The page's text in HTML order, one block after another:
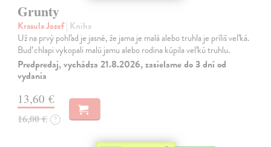
Grunty
Krasula Jozef| Kniha
Už na prvý pohľad je jasné, že jama je malá alebo truhla je príliš veľká.
Buď chlapi vykopali malú jamu alebo rodina kúpila veľkú truhlu.
Predpredaj, vychádza 21.8.2026, zasielame do 3 dní od
vydania
13,60 €
16,00 € ?